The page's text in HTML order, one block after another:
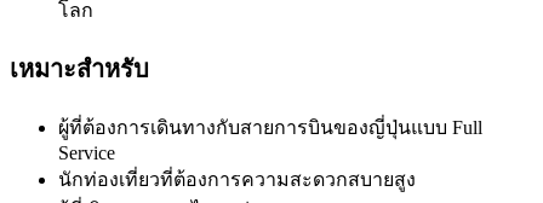
โลก
เหมาะสำหรับ
ผู้ที่ต้องการเดินทางกับสายการบินของญี่ปุ่นแบบ Full
Service
นักท่องเที่ยวที่ต้องการความสะดวกสบายสูง